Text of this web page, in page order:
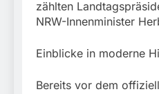
zählten
NRW-Innenminister
Einblicke in moderne
Bereits vor dem